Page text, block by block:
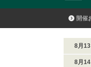
開催
8月13
8月14